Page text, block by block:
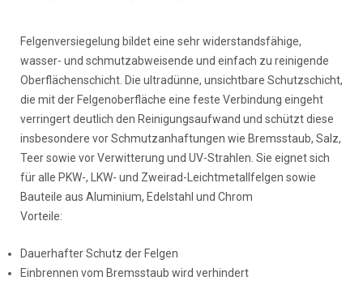
Felgenversiegelung bildet eine sehr widerstandsfähige,
wasser- und schmutzabweisende und einfach zu reinigende
Oberflächenschicht. Die ultradünne, unsichtbare Schutzschicht,
die mit der Felgenoberfläche eine feste Verbindung eingeht
verringert deutlich den Reinigungsaufwand und schützt diese
insbesondere vor Schmutzanhaftungen wie Bremsstaub, Salz,
Teer sowie vor Verwitterung und UV-Strahlen. Sie eignet sich
für alle PKW-, LKW- und Zweirad-Leichtmetallfelgen sowie
Bauteile aus Aluminium, Edelstahl und Chrom
Vorteile:
Dauerhafter Schutz der Felgen
Einbrennen vom Bremsstaub wird verhindert